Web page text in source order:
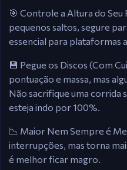
🎯 Controle a Altura do
pequenos saltos, segure
essencial para plataformas
💾 Pegue os Discos (Com
pontuação e massa, mas
Não sacrifique uma corrida
esteja indo por 100%.
📉 Maior Nem Sempre é
interrupções, mas torna
é melhor ficar magro.